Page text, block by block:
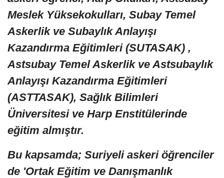
Meslek Yüksekokulları, Subay Temel
Askerlik ve Subaylık Anlayışı
Kazandırma Eğitimleri (SUTASAK) ,
Astsubay Temel Askerlik ve Astsubaylık
Anlayışı Kazandırma Eğitimleri
(ASTTASAK), Sağlık Bilimleri
Üniversitesi ve Harp Enstitülerinde
eğitim almıştır.
Bu kapsamda; Suriyeli askeri öğrenciler
de 'Ortak Eğitim ve Danışmanlık